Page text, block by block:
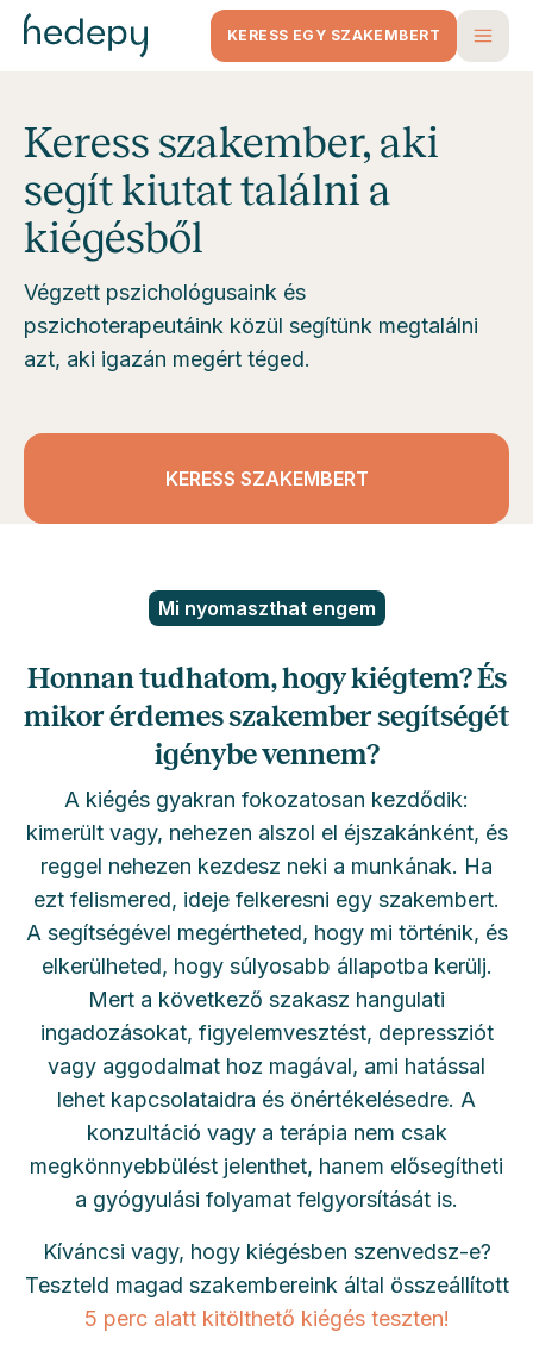
KERESS EGY SZAKEMBERT
Keress szakember, aki
segít kiutat találni a
kiégésből
Végzett pszichológusaink és
pszichoterapeutáink közül segítünk megtalálni
azt, aki igazán megért téged.
KERESS SZAKEMBERT
Mi nyomaszthat engem
Honnan tudhatom, hogy kiégtem? És
mikor érdemes szakember segítségét
igénybe vennem?
A kiégés gyakran fokozatosan kezdődik:
kimerült vagy, nehezen alszol el éjszakánként, és
reggel nehezen kezdesz neki a munkának. Ha
ezt felismered, ideje felkeresni egy szakembert.
A segítségével megértheted, hogy mi történik, és
elkerülheted, hogy súlyosabb állapotba kerülj.
Mert a következő szakasz hangulati
ingadozásokat, figyelemvesztést, depressziót
vagy aggodalmat hoz magával, ami hatással
lehet kapcsolataidra és önértékelésedre. A
konzultáció vagy a terápia nem csak
megkönnyebbülést jelenthet, hanem elősegítheti
a gyógyulási folyamat felgyorsítását is.
Kíváncsi vagy, hogy kiégésben szenvedsz-e?
Teszteld magad szakembereink által összeállított
5 perc alatt kitölthető kiégés teszten!